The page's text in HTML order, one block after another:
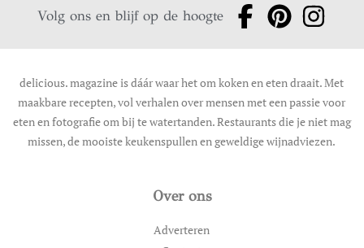
Volg ons en blijf op de hoogte
delicious. magazine is dáár waar het om koken en eten draait. Met
maakbare recepten, vol verhalen over mensen met een passie voor
eten en fotografie om bij te watertanden. Restaurants die je niet mag
missen, de mooiste keukenspullen en geweldige wijnadviezen.
Over ons
Adverteren